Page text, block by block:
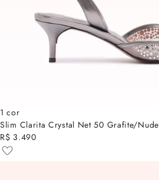
1 cor
Slim Clarita Crystal Net 50 Grafite/Nude
R$ 3.490